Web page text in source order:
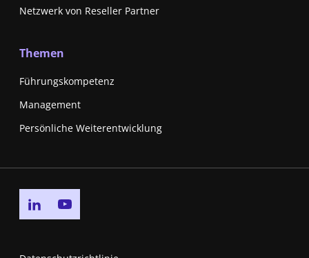
Netzwerk von Reseller Partner
Themen
Führungskompetenz
Management
Persönliche Weiterentwicklung
Go to linkedin page